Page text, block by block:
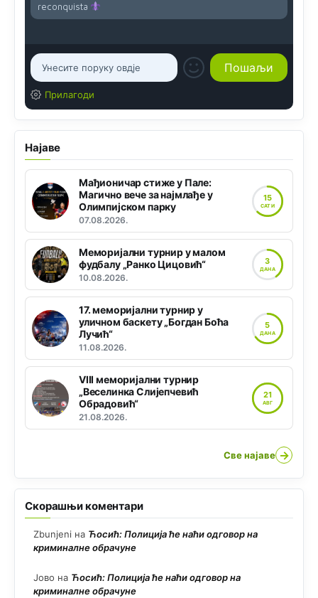
reconquista
Прилагоди
Најаве
Мађионичар стиже у Пале:
Магично вече за најмлађе у
Олимпијском парку
07.08.2026.
15
САТИ
Меморијални турнир у малом
фудбалу „Ранко Цицовић“
10.08.2026.
3
ДАНА
17. меморијални турнир у
уличном баскету „Богдан Боћа
Лучић“
11.08.2026.
5
ДАНА
VIII меморијални турнир
„Веселинка Слијепчевић
Обрадовић“
21.08.2026.
21
АВГ
Све најаве →
Скорашњи коментари
Zbunjeni на Ћосић: Полиција ће наћи одговор на
криминалне обрачуне
Јово на Ћосић: Полиција ће наћи одговор на
криминалне обрачуне